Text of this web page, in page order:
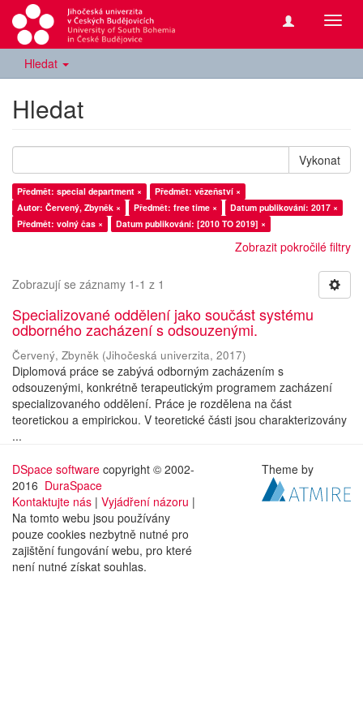
Hledat
Hledat
Vykonat
Předmět: special department ×
Předmět: vězeňství ×
Autor: Červený, Zbyněk ×
Předmět: free time ×
Datum publikování: 2017 ×
Předmět: volný čas ×
Datum publikování: [2010 TO 2019] ×
Zobrazit pokročilé filtry
Zobrazují se záznamy 1-1 z 1
Specializované oddělení jako součást systému
odborného zacházení s odsouzenými.
Červený, Zbyněk (Jihočeská univerzita, 2017)
Diplomová práce se zabývá odborným zacházením s
odsouzenými, konkrétně terapeutickým programem zacházení
specializovaného oddělení. Práce je rozdělena na část
teoretickou a empirickou. V teoretické části jsou charakterizovány
...
DSpace software copyright © 2002-
2016 DuraSpace
Kontaktujte nás | Vyjádření názoru |
Na tomto webu jsou používány
pouze cookies nezbytně nutné pro
zajištění fungování webu, pro které
není nutné získat souhlas.
Theme by